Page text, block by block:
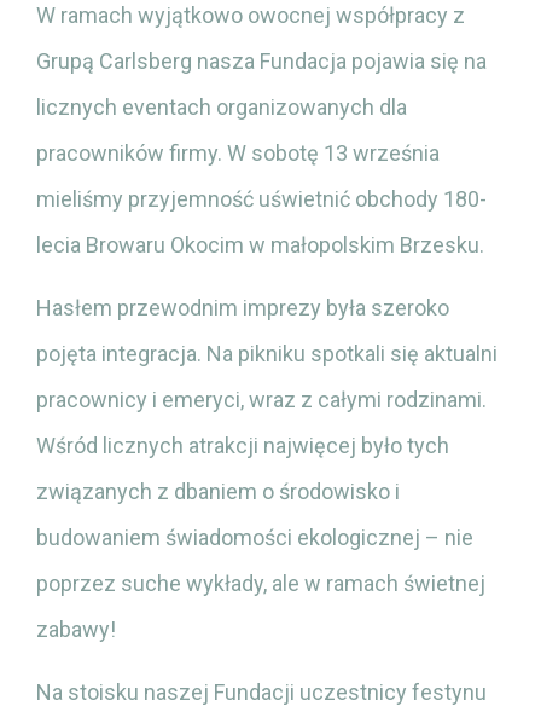
W ramach wyjątkowo owocnej współpracy z
Grupą Carlsberg nasza Fundacja pojawia się na
licznych eventach organizowanych dla
pracowników firmy. W sobotę 13 września
mieliśmy przyjemność uświetnić obchody 180-
lecia Browaru Okocim w małopolskim Brzesku.
Hasłem przewodnim imprezy była szeroko
pojęta integracja. Na pikniku spotkali się aktualni
pracownicy i emeryci, wraz z całymi rodzinami.
Wśród licznych atrakcji najwięcej było tych
związanych z dbaniem o środowisko i
budowaniem świadomości ekologicznej – nie
poprzez suche wykłady, ale w ramach świetnej
zabawy!
Na stoisku naszej Fundacji uczestnicy festynu